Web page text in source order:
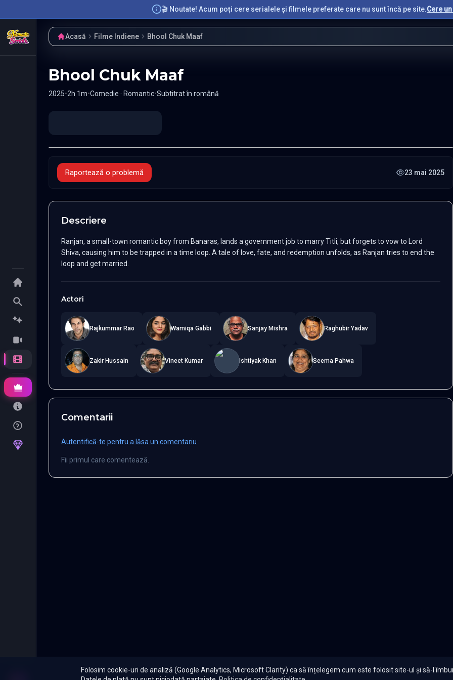
🎬 Noutate! Acum poți cere serialele și filmele preferate care nu sunt încă pe site.Cere
Folosim cookie-uri de analiză (Google Analytics, Microsoft Clarity) ca să înțelegem cum este folosit site-ul și să-l
Acasă Filme Indiene Bhool Chuk Maaf
Bhool Chuk Maaf
2025•2h 1m•Comedie · Romantic•Subtitrat în română
23 mai 2025
Raportează o problemă
Descriere
Ranjan, a small-town romantic boy from Banaras, lands a government job to marry Titli, but forgets to vow to Lord
Shiva, causing him to be trapped in a time loop. A tale of love, fate, and redemption unfolds, as Ranjan tries to end the
loop and get married.
Actori
Rajkummar Rao Wamiqa Gabbi Sanjay Mishra Raghubir Yadav
Zakir Hussain Vineet Kumar Ishtiyak Khan Seema Pahwa
Comentarii
Autentifică-te pentru a lăsa un comentariu
Fii primul care comentează.